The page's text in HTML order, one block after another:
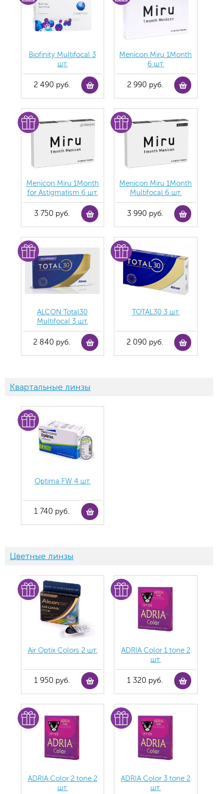
Biofinity Multifocal 3
шт.
2 490 руб.
Menicon Miru 1Month
6 шт.
2 990 руб.
Menicon Miru 1Month
for Astigmatism 6 шт.
3 750 руб.
Menicon Miru 1Month
Multifocal 6 шт.
3 990 руб.
ALCON Total30
Multifocal 3 шт.
2 840 руб.
TOTAL30 3 шт.
2 090 руб.
Квартальные линзы
Optima FW 4 шт.
1 740 руб.
Цветные линзы
Air Optix Colors 2 шт.
1 950 руб.
ADRIA Color 1 tone 2
шт.
1 320 руб.
ADRIA Color 2 tone 2
шт.
ADRIA Color 3 tone 2
шт.